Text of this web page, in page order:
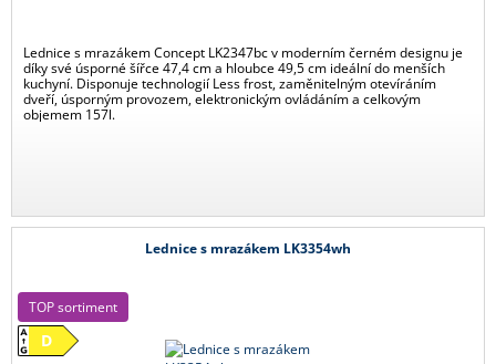
Lednice s mrazákem Concept LK2347bc v moderním černém designu je
díky své úsporné šířce 47,4 cm a hloubce 49,5 cm ideální do menších
kuchyní. Disponuje technologií Less frost, zaměnitelným otevíráním
dveří, úsporným provozem, elektronickým ovládáním a celkovým
objemem 157l.
Lednice s mrazákem LK3354wh
TOP sortiment
D